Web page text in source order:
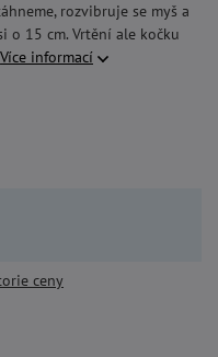
rozvibruje se myš a
o 15 cm. Vrtění ale kočku
Více informací
ceny